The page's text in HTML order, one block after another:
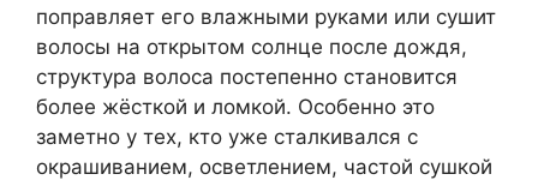
поправляет его влажными руками или сушит
волосы на открытом солнце после дождя,
структура волоса постепенно становится
более жёсткой и ломкой. Особенно это
заметно у тех, кто уже сталкивался с
окрашиванием, осветлением, частой сушкой